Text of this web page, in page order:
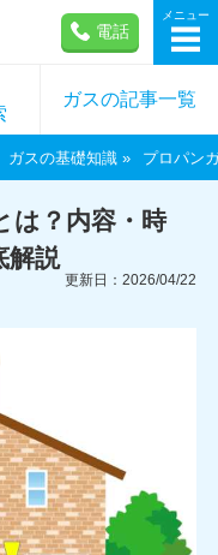
電話
メニュー
ガスの記事一覧
ガスの基礎知識 プロパン
は？内容・時
解説
更新日：2026/04/22